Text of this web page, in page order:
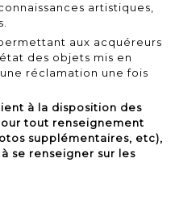
artistiques,
aux acquéreurs
des objets mis en
réclamation une fois
à la disposition des
tout renseignement
supplémentaires, etc),
se renseigner sur les